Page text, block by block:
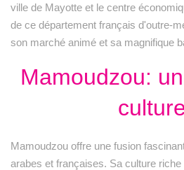
ville de Mayotte et le centre
de ce département français d'outre-
son marché animé et sa magnifique
Mamoudzou:
Mamoudzou offre une fusion
arabes et françaises. Sa culture